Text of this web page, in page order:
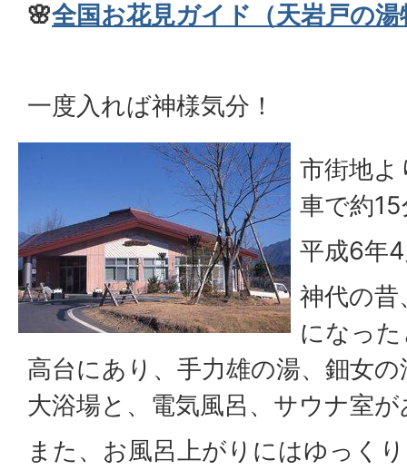
🌸全国お花見ガイド（天岩戸の
一度入れば神様気分！
市街地
車で約
平成6年
神代の昔
になっ
高台にあり、手力雄の湯、鈿女
大浴場と、電気風呂、サウナ室
また、お風呂上がりにはゆっく